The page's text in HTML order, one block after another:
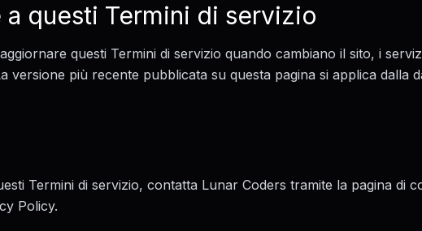
questi Termini di servizio
questi Termini di servizio quando cambiano il sito, i
versione più recente pubblicata su questa pagina si applica dalla
Termini di servizio, contatta Lunar Coders tramite la pagina di
Policy.